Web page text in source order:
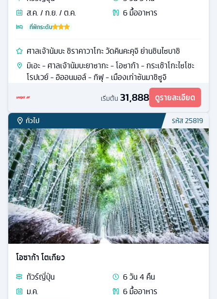
ส.ค. / ก.ย. / ต.ค.
6มื้ออาหาร
ที่พักระดับ
ศาลเจ้านัมบะ ชิราคาวาโกะ วัดคินคะคุจิ ย่านชินไซบาชิ
มิเอะ - ศาลเจ้านัมบะยาซากะ - โอซาก้า - กระเช้าโกะไซโชะ
โรปเวย์ - อิออนมอล์ - กิฟุ - เมืองเก่าซันมาชิซูจิ
เริ่มต้น 31,888 ดูรายละเอียด
ทั่วไป รหัส25819
โอซาก้า โตเกียว
ทัวร์ญี่ปุ่น 6วัน4 คืน
ม.ค.
6มื้ออาหาร